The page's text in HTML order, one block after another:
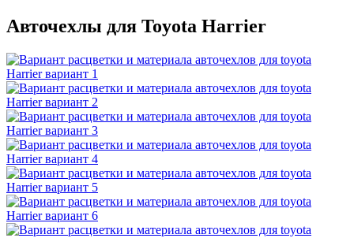
Авточехлы для Toyota Harrier